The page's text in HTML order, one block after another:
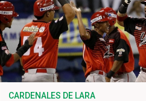
CARDENALES DE LARA